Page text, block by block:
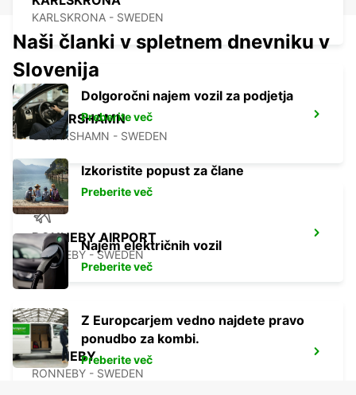
KARLSKRONA - SWEDEN
OSKARSHAMN
OSKARSHAMN - SWEDEN
RONNEBY AIRPORT
RONNEBY - SWEDEN
RONNEBY
RONNEBY - SWEDEN
Naši članki v spletnem dnevniku v
Slovenija
Dolgoročni najem vozil za podjetja
Preberite več
Izkoristite popust za člane
Preberite več
Najem električnih vozil
Preberite več
Z Europcarjem vedno najdete pravo
ponudbo za kombi.
Preberite več